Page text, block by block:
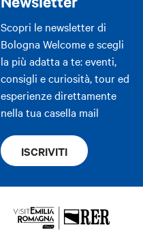
Scopri le newsletter di
Bologna Welcome e scegli
la più adatta a te: eventi,
consigli e curiosità, tour ed
esperienze direttamente
nella tua casella mail
ISCRIVITI